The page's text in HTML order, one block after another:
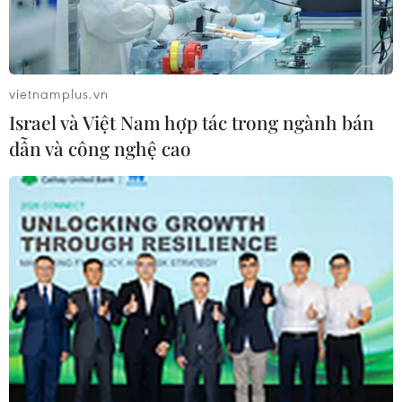
Giám đốc Điều hành Tập đoàn Apple Tim Cook phát biểu trong
cuộc gặp Thủ tướng Phạm Minh Chính. (Ảnh: Dương
Giang/TTXVN)
Đông Nam Á có môi trường kinh doanh thân
thiện, nguồn nhân lực dồi dào với chi phí thấp,
khu vực này đang dần trở thành phương án lựa
vietnamplus.vn
Israel và Việt Nam hợp tác trong ngành bán
dẫn và công nghệ cao